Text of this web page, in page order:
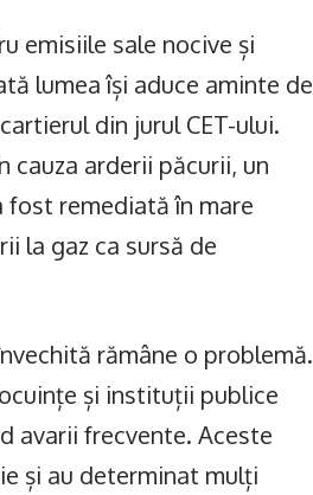
emisiile sale nocive și
lumea își aduce aminte de
din jurul CET-ului.
cauza arderii păcurii, un
remediată în mare
la gaz ca sursă de
rămâne o problemă.
și instituții publice
avarii frecvente. Aceste
și au determinat mulți